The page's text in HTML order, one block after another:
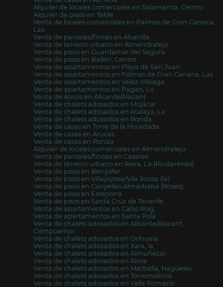
Alquiler de locales comerciales en Salamanca, Centro
Alquiler de pisos en Telde
Venta de locales comerciales en Palmas de Gran Canaria,
Las
Venta de parcelas/fincas en Abanilla
Venta de terreno urbano en Almendralejo
Venta de pisos en Guardamar del Segura
Venta de pisos en Bailén, Centro
Venta de apartamentos en Playa de San Juan
Venta de apartamentos en Palmas de Gran Canaria, Las
Venta de apartamentos en Vélez-Málaga
Venta de apartamentos en Pagan, Lo
Venta de Áticos en Alicante/Alacant
Venta de chalets adosados en Mojácar
Venta de chalets adosados en Atalaya, La
Venta de chalets adosados en Ronda
Venta de casas en Torre de la Horadada
Venta de casas en Arucas
Venta de casas en Ronda
Alquiler de locales comerciales en Almendralejo
Venta de parcelas/fincas en Casares
Venta de terreno urbano en Riera, La (Riudarenes)
Venta de pisos en Benijófar
Venta de pisos en Villajoyosa/Vila Joiosa (la)
Venta de pisos en Canyelles Almadraba (Roses)
Venta de pisos en Estepona
Venta de pisos en Santa Cruz de Tenerife
Venta de apartamentos en Cabo Roig
Venta de apartamentos en Santa Pola
Venta de chalets adosados en Alicante/Alacant,
Campoamor
Venta de chalets adosados en Orihuela
Venta de chalets adosados en Xara, la
Venta de chalets adosados en Almuñécar
Venta de chalets adosados en Alora
Venta de chalets adosados en Marbella, Nagüeles
Venta de chalets adosados en Torremolinos
Venta de chalets adosados en Valle Romano